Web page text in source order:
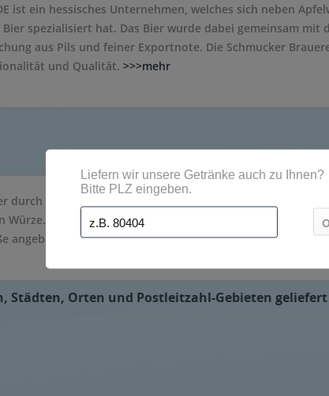
ist ein hessisches Unternehmen, welches sich neben
spezialisiert hat. Das Bier wurde dabei gemeinsam
aus Pils und feiner Exportnote. Die Schmucker
und Qualität. >>>mehr
durch eine angenehm herb und süffige Note. Der
GUDE Bier ist dabei als Dose, Flasche und Kasten
angeboten. Sehr gerne liefern wir Ihnen die Getränke von
Städten, Orten und Postleitzahl-Gebieten geliefert